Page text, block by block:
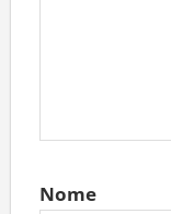
Nome